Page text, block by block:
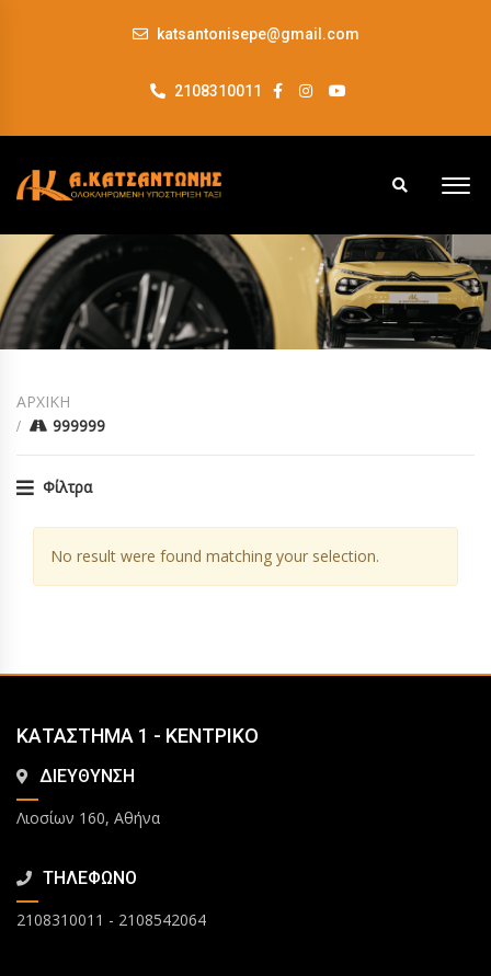
katsantonisepe@gmail.com
2108310011
ΑΡΧΙΚΗ
999999
Φίλτρα
No result were found matching your selection.
ΚΑΤΑΣΤΗΜΑ 1 - ΚΕΝΤΡΙΚΟ
ΔΙΕΥΘΥΝΣΗ
Λιοσίων 160, Αθήνα
ΤΗΛΕΦΩΝΟ
2108310011 - 2108542064